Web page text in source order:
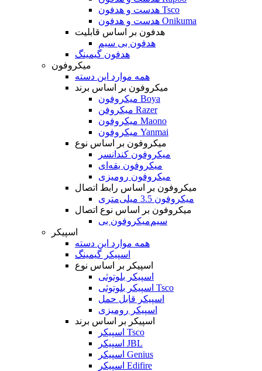
هدست و هدفون Tsco
هدست و هدفون Onikuma
هدفون بر اساس قابلیت
هدفون بی سیم
هدفون گیمینگ
میکروفون
همه موارد این دسته
میکروفون بر اساس برند
میکروفون Boya
میکروفن Razer
میکروفون Maono
میکروفون Yanmai
میکروفون بر اساس نوع
میکروفون کندانسر
میکروفون یقه‌ای
میکروفون رومیزی
میکروفون بر اساس رابط اتصال
میکروفون 3.5 میلی‌متری
میکروفون بر اساس نوع اتصال
میکروفون بی‌‎سیم
اسپیکر
همه موارد این دسته
اسپیکر گیمینگ
اسپیکر بر اساس نوع
اسپیکر بلوتوثی
اسپیکر بلوتوثی Tsco
اسپیکر قابل حمل
اسپیکر رومیزی
اسپیکر بر اساس برند
اسپیکر Tsco
اسپیکر JBL
اسپیکر Genius
اسپیکر Edifire